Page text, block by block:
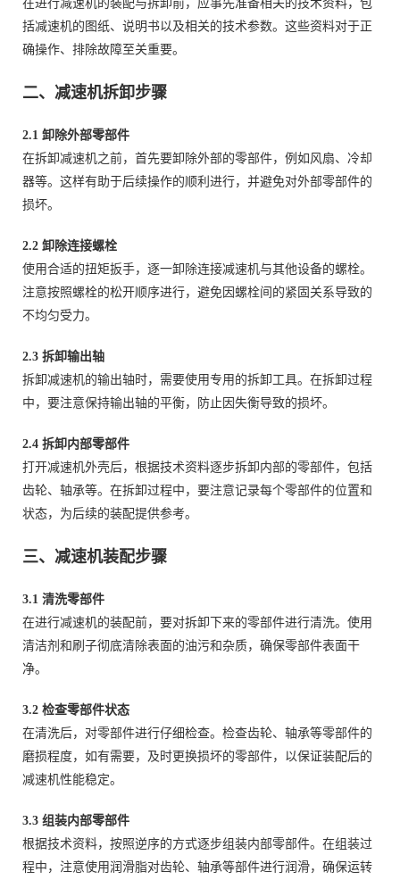
在进行减速机的装配与拆卸前，应事先准备相关的技术资料，包
括减速机的图纸、说明书以及相关的技术参数。这些资料对于正
确操作、排除故障至关重要。
二、减速机拆卸步骤
2.1 卸除外部零部件
在拆卸减速机之前，首先要卸除外部的零部件，例如风扇、冷却
器等。这样有助于后续操作的顺利进行，并避免对外部零部件的
损坏。
2.2 卸除连接螺栓
使用合适的扭矩扳手，逐一卸除连接减速机与其他设备的螺栓。
注意按照螺栓的松开顺序进行，避免因螺栓间的紧固关系导致的
不均匀受力。
2.3 拆卸输出轴
拆卸减速机的输出轴时，需要使用专用的拆卸工具。在拆卸过程
中，要注意保持输出轴的平衡，防止因失衡导致的损坏。
2.4 拆卸内部零部件
打开减速机外壳后，根据技术资料逐步拆卸内部的零部件，包括
齿轮、轴承等。在拆卸过程中，要注意记录每个零部件的位置和
状态，为后续的装配提供参考。
三、减速机装配步骤
3.1 清洗零部件
在进行减速机的装配前，要对拆卸下来的零部件进行清洗。使用
清洁剂和刷子彻底清除表面的油污和杂质，确保零部件表面干
净。
3.2 检查零部件状态
在清洗后，对零部件进行仔细检查。检查齿轮、轴承等零部件的
磨损程度，如有需要，及时更换损坏的零部件，以保证装配后的
减速机性能稳定。
3.3 组装内部零部件
根据技术资料，按照逆序的方式逐步组装内部零部件。在组装过
程中，注意使用润滑脂对齿轮、轴承等部件进行润滑，确保运转